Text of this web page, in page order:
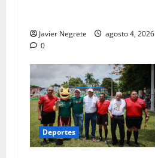
Javier Negrete
agosto 4, 2026
0
Deportes